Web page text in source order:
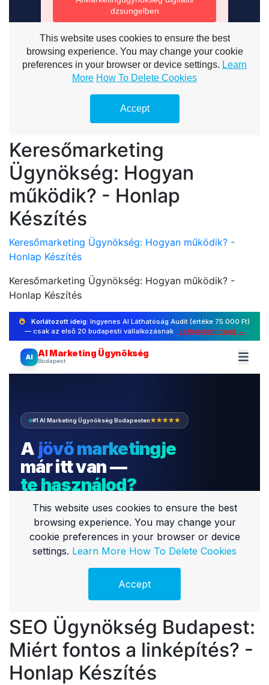
Keresőmarketing
Ügynökség: Hogyan
működik? - Honlap
Készítés
Keresőmarketing Ügynökség: Hogyan működik? -
Honlap Készítés
Keresőmarketing Ügynökség: Hogyan működik? -
Honlap Készítés
SEO Ügynökség Budapest:
Miért fontos a linképítés? -
Honlap Készítés